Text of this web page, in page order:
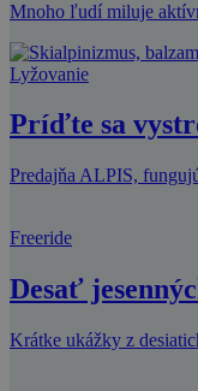
Mnoho ľudí miluje
Lyžovanie
Príďte sa
Predajňa ALPIS,
Freeride
Desať
Krátke ukážky z